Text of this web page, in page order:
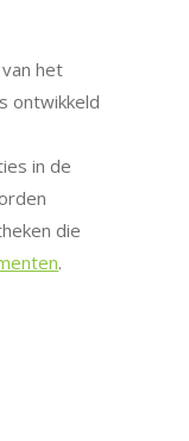
van het
ontwikkeld
in de
die
.